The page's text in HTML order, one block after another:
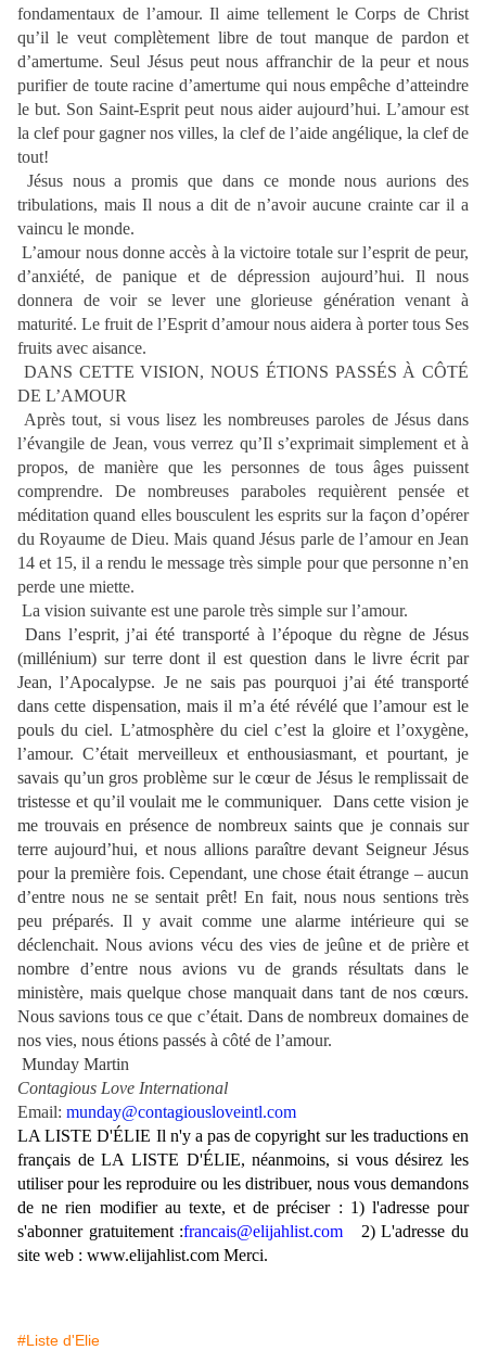
fondamentaux de l’amour. Il aime tellement le Corps de Christ
qu’il le veut complètement libre de tout manque de pardon et
d’amertume. Seul Jésus peut nous affranchir de la peur et nous
purifier de toute racine d’amertume qui nous empêche d’atteindre
le but. Son Saint-Esprit peut nous aider aujourd’hui. L’amour est
la clef pour gagner nos villes, la clef de l’aide angélique, la clef de
tout!
Jésus nous a promis que dans ce monde nous aurions des
tribulations, mais Il nous a dit de n’avoir aucune crainte car il a
vaincu le monde.
L’amour nous donne accès à la victoire totale sur l’esprit de peur,
d’anxiété, de panique et de dépression aujourd’hui. Il nous
donnera de voir se lever une glorieuse génération venant à
maturité. Le fruit de l’Esprit d’amour nous aidera à porter tous Ses
fruits avec aisance.
DANS CETTE VISION, NOUS ÉTIONS PASSÉS À CÔTÉ
DE L’AMOUR
Après tout, si vous lisez les nombreuses paroles de Jésus dans
l’évangile de Jean, vous verrez qu’Il s’exprimait simplement et à
propos, de manière que les personnes de tous âges puissent
comprendre. De nombreuses paraboles requièrent pensée et
méditation quand elles bousculent les esprits sur la façon d’opérer
du Royaume de Dieu. Mais quand Jésus parle de l’amour en Jean
14 et 15, il a rendu le message très simple pour que personne n’en
perde une miette.
La vision suivante est une parole très simple sur l’amour.
Dans l’esprit, j’ai été transporté à l’époque du règne de Jésus
(millénium) sur terre dont il est question dans le livre écrit par
Jean, l’Apocalypse. Je ne sais pas pourquoi j’ai été transporté
dans cette dispensation, mais il m’a été révélé que l’amour est le
pouls du ciel. L’atmosphère du ciel c’est la gloire et l’oxygène,
l’amour. C’était merveilleux et enthousiasmant, et pourtant, je
savais qu’un gros problème sur le cœur de Jésus le remplissait de
tristesse et qu’il voulait me le communiquer. Dans cette vision je
me trouvais en présence de nombreux saints que je connais sur
terre aujourd’hui, et nous allions paraître devant Seigneur Jésus
pour la première fois. Cependant, une chose était étrange – aucun
d’entre nous ne se sentait prêt! En fait, nous nous sentions très
peu préparés. Il y avait comme une alarme intérieure qui se
déclenchait. Nous avions vécu des vies de jeûne et de prière et
nombre d’entre nous avions vu de grands résultats dans le
ministère, mais quelque chose manquait dans tant de nos cœurs.
Nous savions tous ce que c’était. Dans de nombreux domaines de
nos vies, nous étions passés à côté de l’amour.
Munday Martin
Contagious Love International
Email: munday@contagiousloveintl.com
LA LISTE D'ÉLIE Il n'y a pas de copyright sur les traductions en
français de LA LISTE D'ÉLIE, néanmoins, si vous désirez les
utiliser pour les reproduire ou les distribuer, nous vous demandons
de ne rien modifier au texte, et de préciser : 1) l'adresse pour
s'abonner gratuitement :francais@elijahlist.com
2) L'adresse du
site web : www.elijahlist.com Merci.
#Liste d'Elie